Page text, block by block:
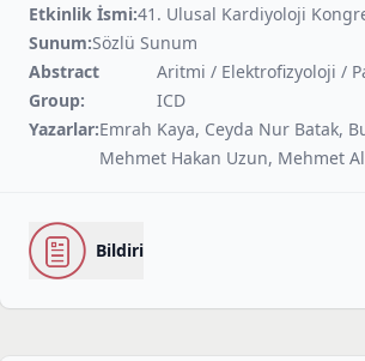
Etkinlik İsmi:41. Ulusal Kardiyoloji
Sunum:Sözlü Sunum
Abstract
Group:
Aritmi / Elektrofizyoloji /
ICD
Yazarlar:Emrah Kaya, Ceyda Nur Batak,
Mehmet Hakan Uzun, Mehmet
Bildiri